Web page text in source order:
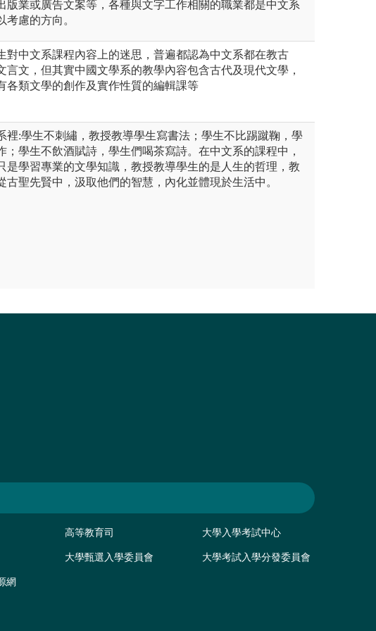
版業或廣告文案等，各種與文字工作相關的職業都是中文系
考慮的方向。
對中文系課程內容上的迷思，普遍都認為中文系都在教古
言文，但其實中國文學系的教學內容包含古代及現代文學，
各類文學的創作及實作性質的編輯課等
裡:學生不刺繡，教授教導學生寫書法；學生不比踢蹴鞠，學
；學生不飲酒賦詩，學生們喝茶寫詩。在中文系的課程中，
是學習專業的文學知識，教授教導學生的是人生的哲理，教
古聖先賢中，汲取他們的智慧，內化並體現於生活中。
高等教育司 大學入學考試中心
大學甄選入學委員會 大學考試入學分發委員會
網